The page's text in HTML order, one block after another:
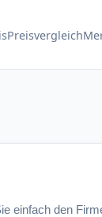
Preisvergleich
einfach den